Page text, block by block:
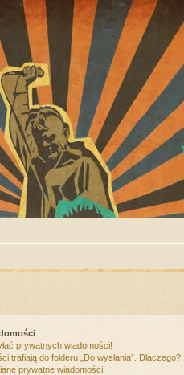
prywatnych wiadomości!
trafiają do folderu „Do wysłania”. Dlaczego?
prywatne wiadomości!